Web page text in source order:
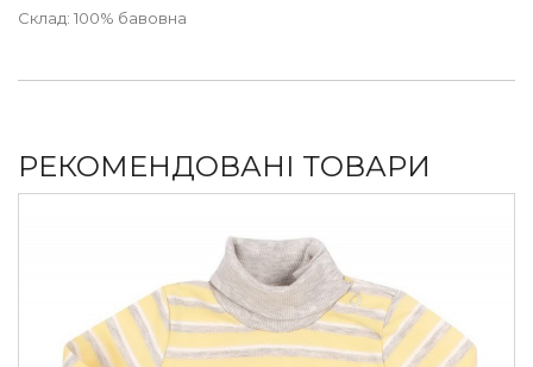
Склад: 100% бавовна
РЕКОМЕНДОВАНІ ТОВАРИ